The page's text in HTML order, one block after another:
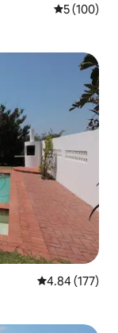
5 (100)
Calificación
4.84 (177)